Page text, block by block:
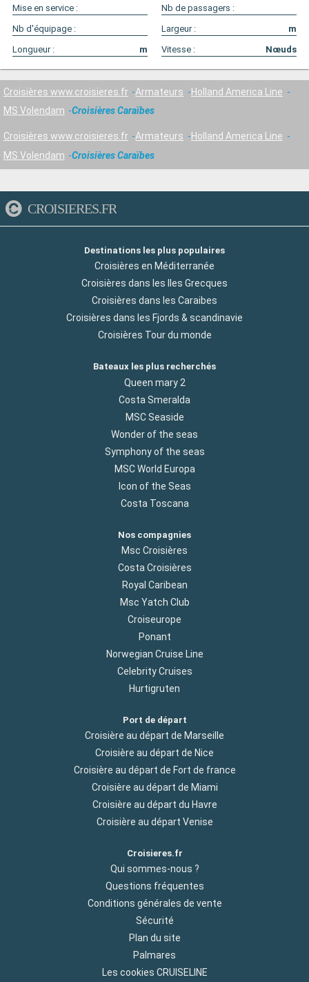
Mise en service :
Nb de passagers :
Nb d'équipage :
Largeur :
m
Longueur :
m Vitesse : Nœuds
Croisières www.croisieres.fr Armateurs
Holland America Line
MS Volendam
Croisières Caraïbes
Croisières www.croisieres.fr Armateurs
Holland America Line
MS Volendam
Croisières Caraïbes
CROISIERES.FR
Destinations les plus populaires
Croisières en Méditerranée
Croisières dans les Iles Grecques
Croisières dans les Caraibes
Croisières dans les Fjords & scandinavie
Croisières Tour du monde
Bateaux les plus recherchés
Queen mary 2
Costa Smeralda
MSC Seaside
Wonder of the seas
Symphony of the seas
MSC World Europa
Icon of the Seas
Costa Toscana
Nos compagnies
Msc Croisières
Costa Croisières
Royal Caribean
Msc Yatch Club
Croiseurope
Ponant
Norwegian Cruise Line
Celebrity Cruises
Hurtigruten
Port de départ
Croisière au départ de Marseille
Croisière au départ de Nice
Croisière au départ de Fort de france
Croisière au départ de Miami
Croisière au départ du Havre
Croisière au départ Venise
Croisieres.fr
Qui sommes-nous ?
Questions fréquentes
Conditions générales de vente
Sécurité
Plan du site
Palmares
Les cookies CRUISELINE